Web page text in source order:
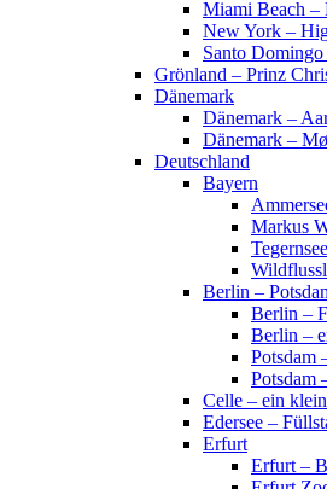
Miami Beach –
New York –
Santo
Grönland – Prinz
Dänemark
Dänemark –
Dänemark –
Deutschland
Bayern
Markus
Berlin –
Berlin –
Berlin –
Potsdam
Potsdam
Celle – ein
Edersee –
Erfurt
Erfurt –